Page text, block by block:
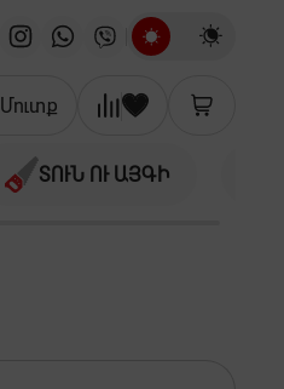
Մուտք
ՏՈՒՆ ՈՒ ԱՅԳԻ